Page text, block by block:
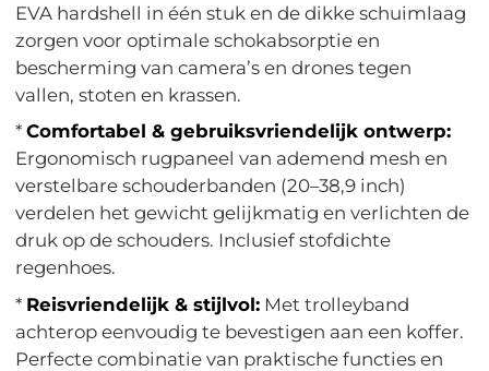
EVA hardshell in één stuk en de dikke schuimlaag
zorgen voor optimale schokabsorptie en
bescherming van camera’s en drones tegen
vallen, stoten en krassen.
*Comfortabel & gebruiksvriendelijk ontwerp:
Ergonomisch rugpaneel van ademend mesh en
verstelbare schouderbanden (20–38,9 inch)
verdelen het gewicht gelijkmatig en verlichten de
druk op de schouders. Inclusief stofdichte
regenhoes.
* Reisvriendelijk & stijlvol: Met trolleyband
achterop eenvoudig te bevestigen aan een koffer.
Perfecte combinatie van praktische functies en